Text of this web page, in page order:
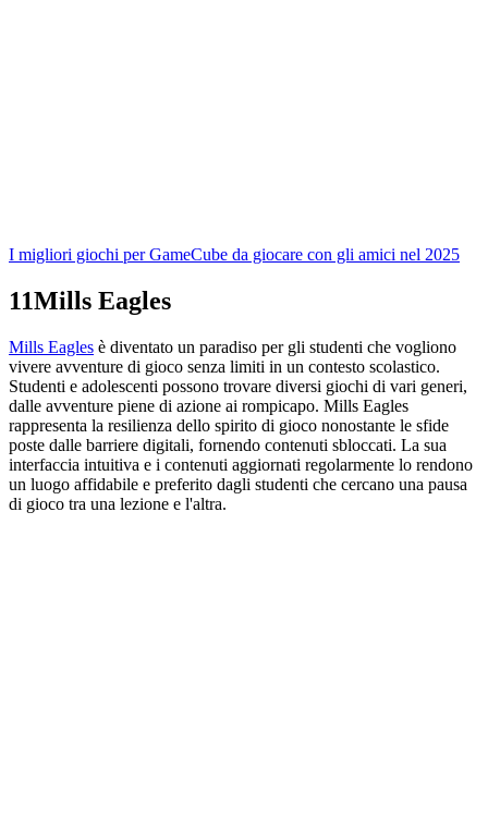
I migliori giochi per GameCube da giocare con gli amici nel 2025
11Mills Eagles
Mills Eagles è diventato un paradiso per gli studenti che vogliono
vivere avventure di gioco senza limiti in un contesto scolastico.
Studenti e adolescenti possono trovare diversi giochi di vari generi,
dalle avventure piene di azione ai rompicapo. Mills Eagles
rappresenta la resilienza dello spirito di gioco nonostante le sfide
poste dalle barriere digitali, fornendo contenuti sbloccati. La sua
interfaccia intuitiva e i contenuti aggiornati regolarmente lo rendono
un luogo affidabile e preferito dagli studenti che cercano una pausa
di gioco tra una lezione e l'altra.